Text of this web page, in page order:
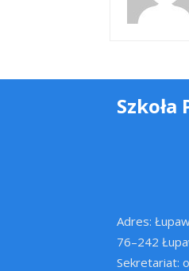
Adres:
76–242
Sekretariat: